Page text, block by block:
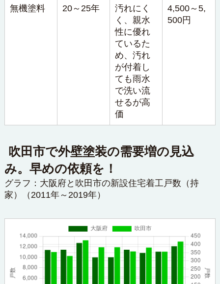
無機塗料 20～25年
汚れにく
く、親水
性に優れ
ているた
め、汚れ
が付着し
ても雨水
で洗い流
せるが高
価
4,500～5,
500円
吹田市で外壁塗装の需要増の見込
み。早めの依頼を！
グラフ：大阪府と吹田市の新設住宅着工戸数（持
家）（2011年～2019年）